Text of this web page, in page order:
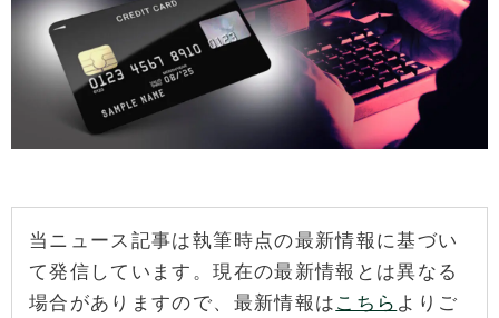
当ニュース記事は執筆時点の最新情報に基づい
て発信しています。現在の最新情報とは異なる
場合がありますので、最新情報はこちら よりご